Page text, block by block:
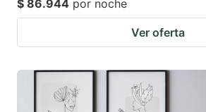
$ 86.944 por noche
Ver oferta